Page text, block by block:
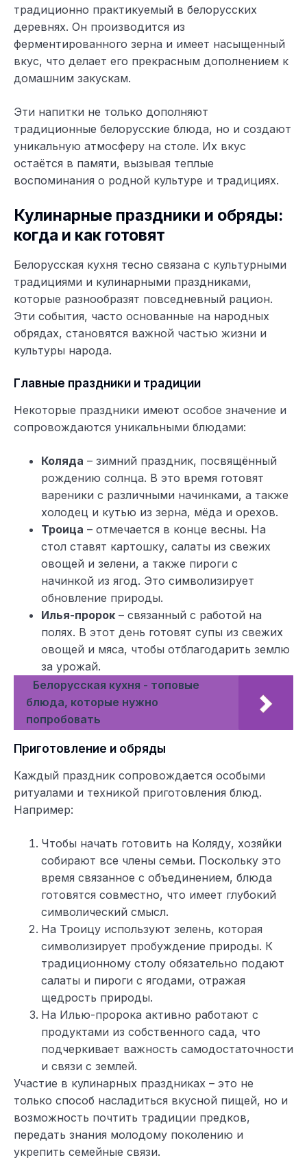
традиционно практикуемый в белорусских
деревнях. Он производится из
ферментированного зерна и имеет насыщенный
вкус, что делает его прекрасным дополнением к
домашним закускам.
Эти напитки не только дополняют
традиционные белорусские блюда, но и создают
уникальную атмосферу на столе. Их вкус
остаётся в памяти, вызывая теплые
воспоминания о родной культуре и традициях.
Кулинарные праздники и обряды:
когда и как готовят
Белорусская кухня тесно связана с культурными
традициями и кулинарными праздниками,
которые разнообразят повседневный рацион.
Эти события, часто основанные на народных
обрядах, становятся важной частью жизни и
культуры народа.
Главные праздники и традиции
Некоторые праздники имеют особое значение и
сопровождаются уникальными блюдами:
Коляда – зимний праздник, посвящённый
рождению солнца. В это время готовят
вареники с различными начинками, а также
холодец и кутью из зерна, мёда и орехов.
Троица – отмечается в конце весны. На
стол ставят картошку, салаты из свежих
овощей и зелени, а также пироги с
начинкой из ягод. Это символизирует
обновление природы.
Илья-пророк – связанный с работой на
полях. В этот день готовят супы из свежих
овощей и мяса, чтобы отблагодарить землю
за урожай.
Белорусская кухня - топовые
блюда, которые нужно
попробовать
Приготовление и обряды
Каждый праздник сопровождается особыми
ритуалами и техникой приготовления блюд.
Например:
Чтобы начать готовить на Коляду, хозяйки
собирают все члены семьи. Поскольку это
время связанное с объединением, блюда
готовятся совместно, что имеет глубокий
символический смысл.
На Троицу используют зелень, которая
символизирует пробуждение природы. К
традиционному столу обязательно подают
салаты и пироги с ягодами, отражая
щедрость природы.
На Илью-пророка активно работают с
продуктами из собственного сада, что
подчеркивает важность самодостаточности
и связи с землей.
Участие в кулинарных праздниках – это не
только способ насладиться вкусной пищей, но и
возможность почтить традиции предков,
передать знания молодому поколению и
укрепить семейные связи.